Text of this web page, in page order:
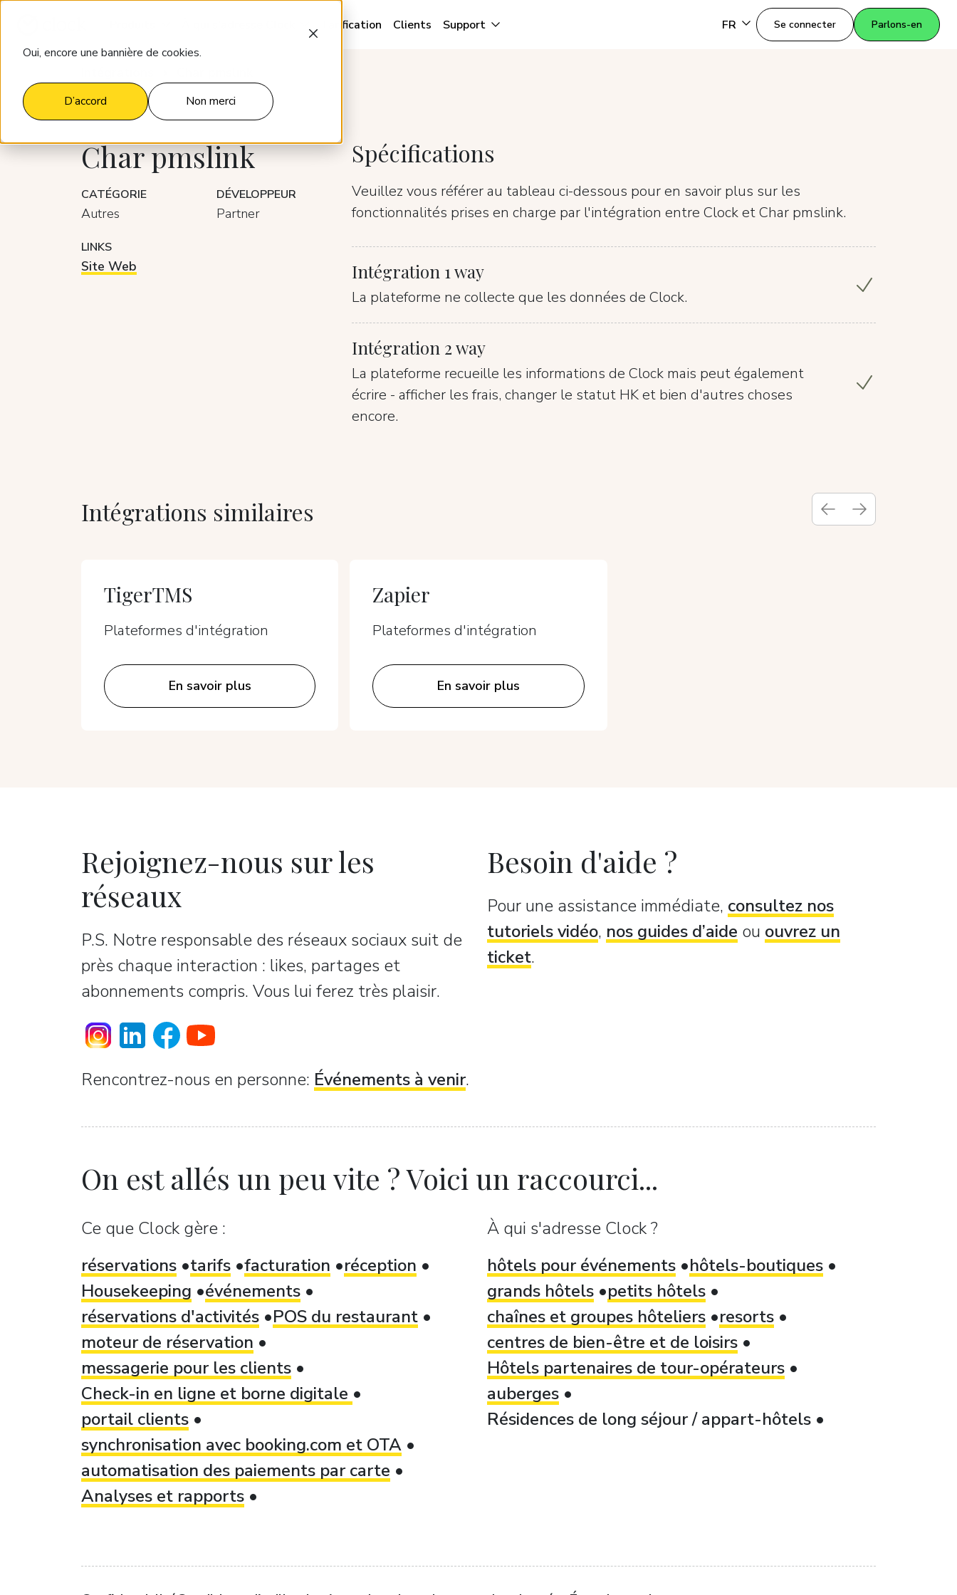
Oui, encore une bannière de cookies.
D’accord Non merci
Tarification Clients Support FR Se connecter Parlons-en
Char pmslink
CATÉGORIE
Autres
DÉVELOPPEUR
Partner
LINKS
Site Web
Spécifications
Veuillez vous référer au tableau ci-dessous pour en savoir plus sur les
fonctionnalités prises en charge par l'intégration entre Clock et Char pmslink.
Intégration 1 way
La plateforme ne collecte que les données de Clock.
Intégration 2 way
La plateforme recueille les informations de Clock mais peut également
écrire - afficher les frais, changer le statut HK et bien d'autres choses
encore.
Intégrations similaires
TigerTMS
Plateformes d'intégration
En savoir plus
Zapier
Plateformes d'intégration
En savoir plus
Rejoignez-nous sur les
réseaux
P.S. Notre responsable des réseaux sociaux suit de
près chaque interaction : likes, partages et
abonnements compris. Vous lui ferez très plaisir.
Rencontrez-nous en personne: Événements à venir.
Besoin d'aide ?
Pour une assistance immédiate, consultez nos
tutoriels vidéo, nos guides d’aide ou ouvrez un
ticket.
On est allés un peu vite ? Voici un raccourci...
Ce que Clock gère :
réservations
tarifs facturation
réception
Housekeeping
événements
réservations d'activités
POS du restaurant
moteur de réservation
messagerie pour les clients
Check-in en ligne et borne digitale
portail clients
synchronisation avec booking.com et OTA
automatisation des paiements par carte
Analyses et rapports
À qui s'adresse Clock ?
hôtels pour événements
hôtels-boutiques
grands hôtels
petits hôtels
chaînes et groupes hôteliers
resorts
centres de bien-être et de loisirs
Hôtels partenaires de tour-opérateurs
auberges
Résidences de long séjour / appart-hôtels